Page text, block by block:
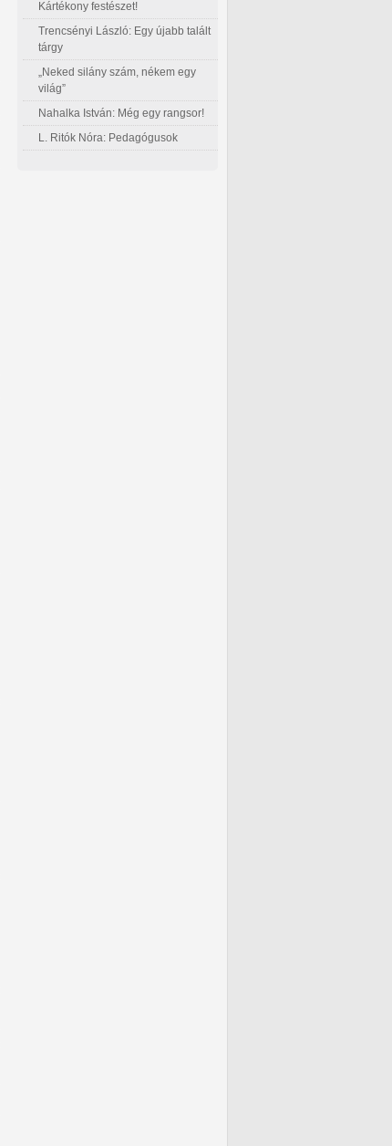
Kártékony festészet!
Trencsényi László: Egy újabb talált
tárgy
„Neked silány szám, nékem egy
világ”
Nahalka István: Még egy rangsor!
L. Ritók Nóra: Pedagógusok